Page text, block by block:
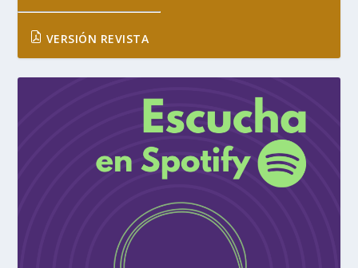
VERSIÓN REVISTA